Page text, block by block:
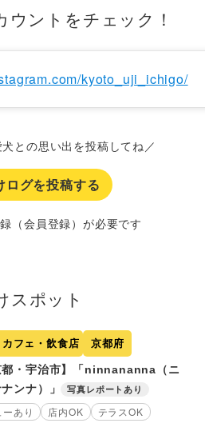
ウントをチェック！
kyoto_uji_ichigo/
との思い出を投稿してね／
ログを投稿する
（会員登録）が必要です
スポット
カフェ・飲食店 京都府
都・宇治市】「ninnananna（ニ
ンナ）」
写真レポートあり
あり 店内OK
テラスOK